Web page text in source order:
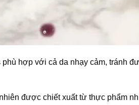
hợp với cả da nhạy cảm, tránh
được chiết xuất từ thực phẩm